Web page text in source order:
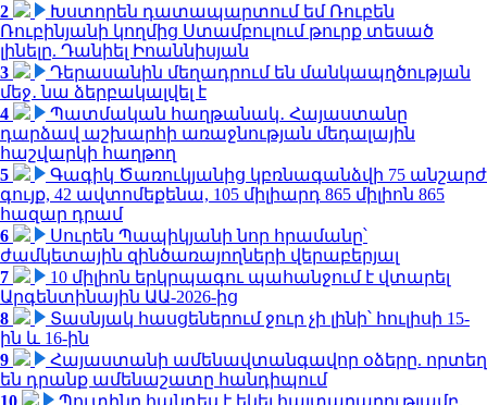
2
Խստորեն դատապարտում եմ Ռուբեն
Ռուբինյանի կողմից Ստամբուլում թուրք տեսած
լինելը. Դանիել Իոաննիսյան
3
Դերասանին մեղադրում են մանկապղծության
մեջ․ նա ձերբակալվել է
4
Պատմական հաղթանակ․ Հայաստանը
դարձավ աշխարհի առաջնության մեդալային
հաշվարկի հաղթող
5
Գագիկ Ծառուկյանից կբռնագանձվի 75 անշարժ
գույք, 42 ավտոմեքենա, 105 միլիարդ 865 միլիոն 865
հազար դրամ
6
Սուրեն Պապիկյանի նոր հրամանը՝
ժամկետային զինծառայողների վերաբերյալ
7
10 միլիոն երկրպագու պահանջում է վտարել
Արգենտինային ԱԱ-2026-ից
8
Տասնյակ հասցեներում ջուր չի լինի՝ հուլիսի 15-
ին և 16-ին
9
Հայաստանի ամենավտանգավոր օձերը. որտեղ
են դրանք ամենաշատը հանդիպում
10
Պուտինը հանդես է եկել հայտարարությամբ.